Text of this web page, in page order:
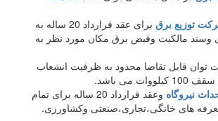
توزیع برق
برای عقد قرارداد 20 ساله به
وسند مالکیت وقبض برق مکان مورد نظر به
توان قابل تقاضا محدود به ظرفیت انشعاب
می باشد.
نیروگاه
وعقد قرارداد 20 ساله برای تمام
های خانگی،تجاری،صنعتی وکشاورزی.